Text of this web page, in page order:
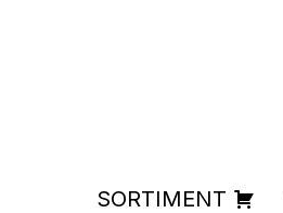
SORTIMENT